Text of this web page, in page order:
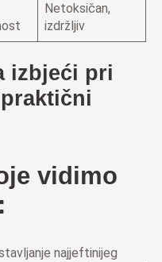
Netoksičan,
izdržljiv
izbjeći pri
vidimo
najjeftinijeg